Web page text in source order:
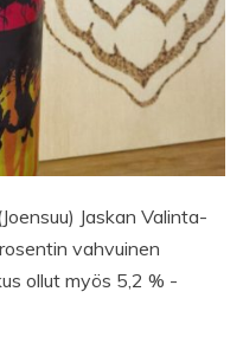
Jaskan Valinta-
vahvuinen
ollut myös 5,2 % -